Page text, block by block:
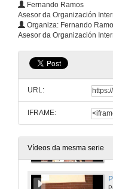
Fernando Ramos
Asesor da Organización
Organiza: Fernando
Asesor da Organización
URL:
IFRAME:
Vídeos da mesma serie